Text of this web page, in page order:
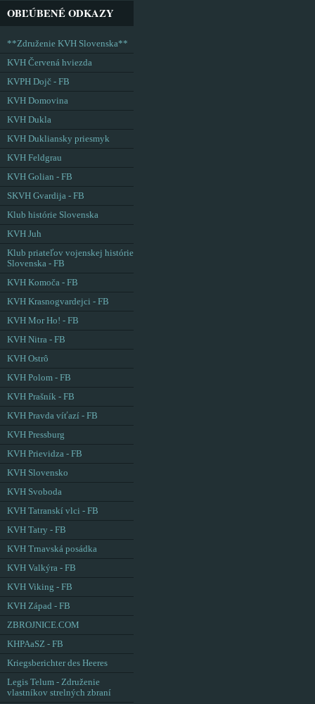
OBĽÚBENÉ ODKAZY
**Združenie KVH Slovenska**
KVH Červená hviezda
KVPH Dojč - FB
KVH Domovina
KVH Dukla
KVH Dukliansky priesmyk
KVH Feldgrau
KVH Golian - FB
SKVH Gvardija - FB
Klub histórie Slovenska
KVH Juh
Klub priateľov vojenskej histórie
Slovenska - FB
KVH Komoča - FB
KVH Krasnogvardejci - FB
KVH Mor Ho! - FB
KVH Nitra - FB
KVH Ostrô
KVH Polom - FB
KVH Prašník - FB
KVH Pravda víťazí - FB
KVH Pressburg
KVH Prievidza - FB
KVH Slovensko
KVH Svoboda
KVH Tatranskí vlci - FB
KVH Tatry - FB
KVH Trnavská posádka
KVH Valkýra - FB
KVH Viking - FB
KVH Západ - FB
ZBROJNICE.COM
KHPAaSZ - FB
Kriegsberichter des Heeres
Legis Telum - Združenie
vlastníkov strelných zbraní